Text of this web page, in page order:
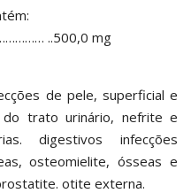
..500,0 mg
de pele, superficial e
do trato urinário, nefrite e
digestivos infecções
osteomielite, ósseas e
otite externa.